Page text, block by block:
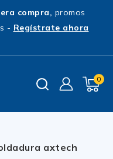
compra, promos
- Regístrate ahora
0
axtech